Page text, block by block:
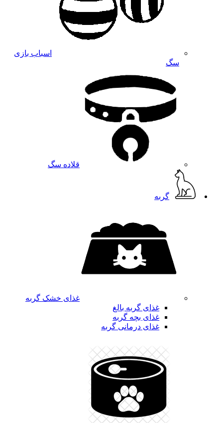
اسباب بازی
سگ
قلاده سگ
گربه
غذای خشک گربه
غذای گربه بالغ
غذای بچه گربه
غذای درمانی گربه